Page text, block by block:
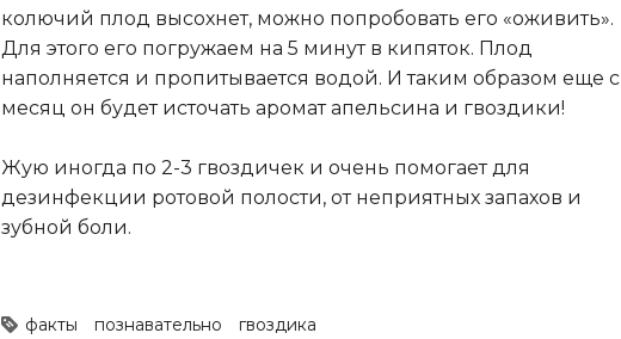
колючий плод высохнет, можно попробовать его «оживить».
Для этого его погружаем на 5 минут в кипяток. Плод
наполняется и пропитывается водой. И таким образом еще с
месяц он будет источать аромат апельсина и гвоздики!
Жую иногда по 2-3 гвоздичек и очень помогает для
дезинфекции ротовой полости, от неприятных запахов и
зубной боли.
факты познавательно гвоздика